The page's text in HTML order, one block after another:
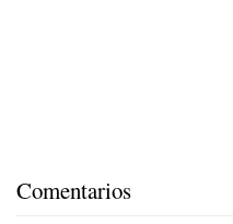
Comentarios